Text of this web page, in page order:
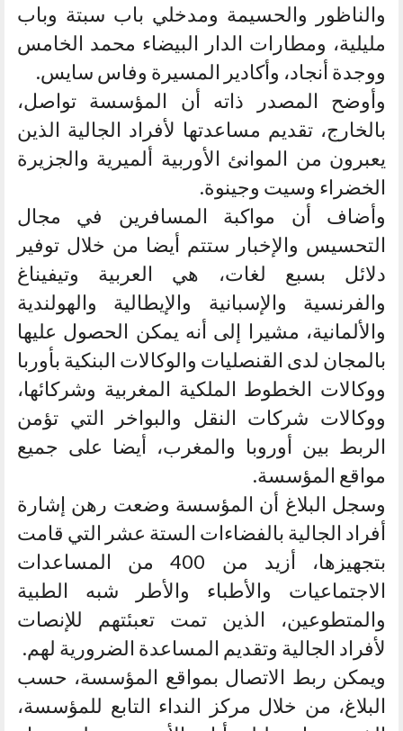
والناظور والحسيمة ومدخلي باب سبتة وباب
مليلية، ومطارات الدار البيضاء محمد الخامس
ووجدة أنجاد، وأكادير المسيرة وفاس سايس.
وأوضح المصدر ذاته أن المؤسسة تواصل،
بالخارج، تقديم مساعدتها لأفراد الجالية الذين
يعبرون من الموانئ الأوربية ألميرية والجزيرة
الخضراء وسيت وجينوة.
وأضاف أن مواكبة المسافرين في مجال
التحسيس والإخبار ستتم أيضا من خلال توفير
دلائل بسبع لغات، هي العربية وتيفيناغ
والفرنسية والإسبانية والإيطالية والهولندية
والألمانية، مشيرا إلى أنه يمكن الحصول عليها
بالمجان لدى القنصليات والوكالات البنكية بأوربا
ووكالات الخطوط الملكية المغربية وشركائها،
ووكالات شركات النقل والبواخر التي تؤمن
الربط بين أوروبا والمغرب، أيضا على جميع
مواقع المؤسسة.
وسجل البلاغ أن المؤسسة وضعت رهن إشارة
أفراد الجالية بالفضاءات الستة عشر التي قامت
بتجهيزها، أزيد من 400 من المساعدات
الاجتماعيات والأطباء والأطر شبه الطبية
والمتطوعين، الذين تمت تعبئتهم للإنصات
لأفراد الجالية وتقديم المساعدة الضرورية لهم.
ويمكن ربط الاتصال بمواقع المؤسسة، حسب
البلاغ، من خلال مركز النداء التابع للمؤسسة،